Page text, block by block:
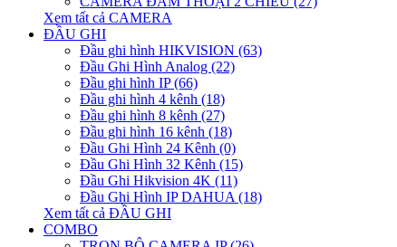
Xem tất cả CAMERA
ĐẦU GHI
Đầu ghi hình HIKVISION (63)
Đầu Ghi Hình Analog (22)
Đầu ghi hình IP (66)
Đầu ghi hình 4 kênh (18)
Đầu ghi hình 8 kênh (27)
Đầu ghi hình 16 kênh (18)
Đầu Ghi Hình 24 Kênh (0)
Đầu Ghi Hình 32 Kênh (15)
Đầu Ghi Hikvision 4K (11)
Đầu Ghi Hình IP DAHUA (18)
Xem tất cả ĐẦU GHI
COMBO